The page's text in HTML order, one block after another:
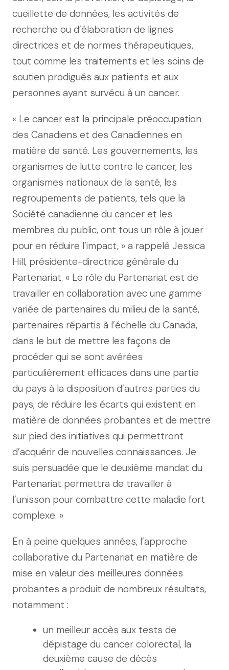
cueillette de données, les activités de
recherche ou d’élaboration de lignes
directrices et de normes thérapeutiques,
tout comme les traitements et les soins de
soutien prodigués aux patients et aux
personnes ayant survécu à un cancer.
« Le cancer est la principale préoccupation
des Canadiens et des Canadiennes en
matière de santé. Les gouvernements, les
organismes de lutte contre le cancer, les
organismes nationaux de la santé, les
regroupements de patients, tels que la
Société canadienne du cancer et les
membres du public, ont tous un rôle à jouer
pour en réduire l’impact, » a rappelé Jessica
Hill, présidente-directrice générale du
Partenariat. « Le rôle du Partenariat est de
travailler en collaboration avec une gamme
variée de partenaires du milieu de la santé,
partenaires répartis à l’échelle du Canada,
dans le but de mettre les façons de
procéder qui se sont avérées
particulièrement efficaces dans une partie
du pays à la disposition d’autres parties du
pays, de réduire les écarts qui existent en
matière de données probantes et de mettre
sur pied des initiatives qui permettront
d’acquérir de nouvelles connaissances. Je
suis persuadée que le deuxième mandat du
Partenariat permettra de travailler à
l’unisson pour combattre cette maladie fort
complexe. »
En à peine quelques années, l’approche
collaborative du Partenariat en matière de
mise en valeur des meilleures données
probantes a produit de nombreux résultats,
notamment :
un meilleur accès aux tests de
dépistage du cancer colorectal, la
deuxième cause de décès